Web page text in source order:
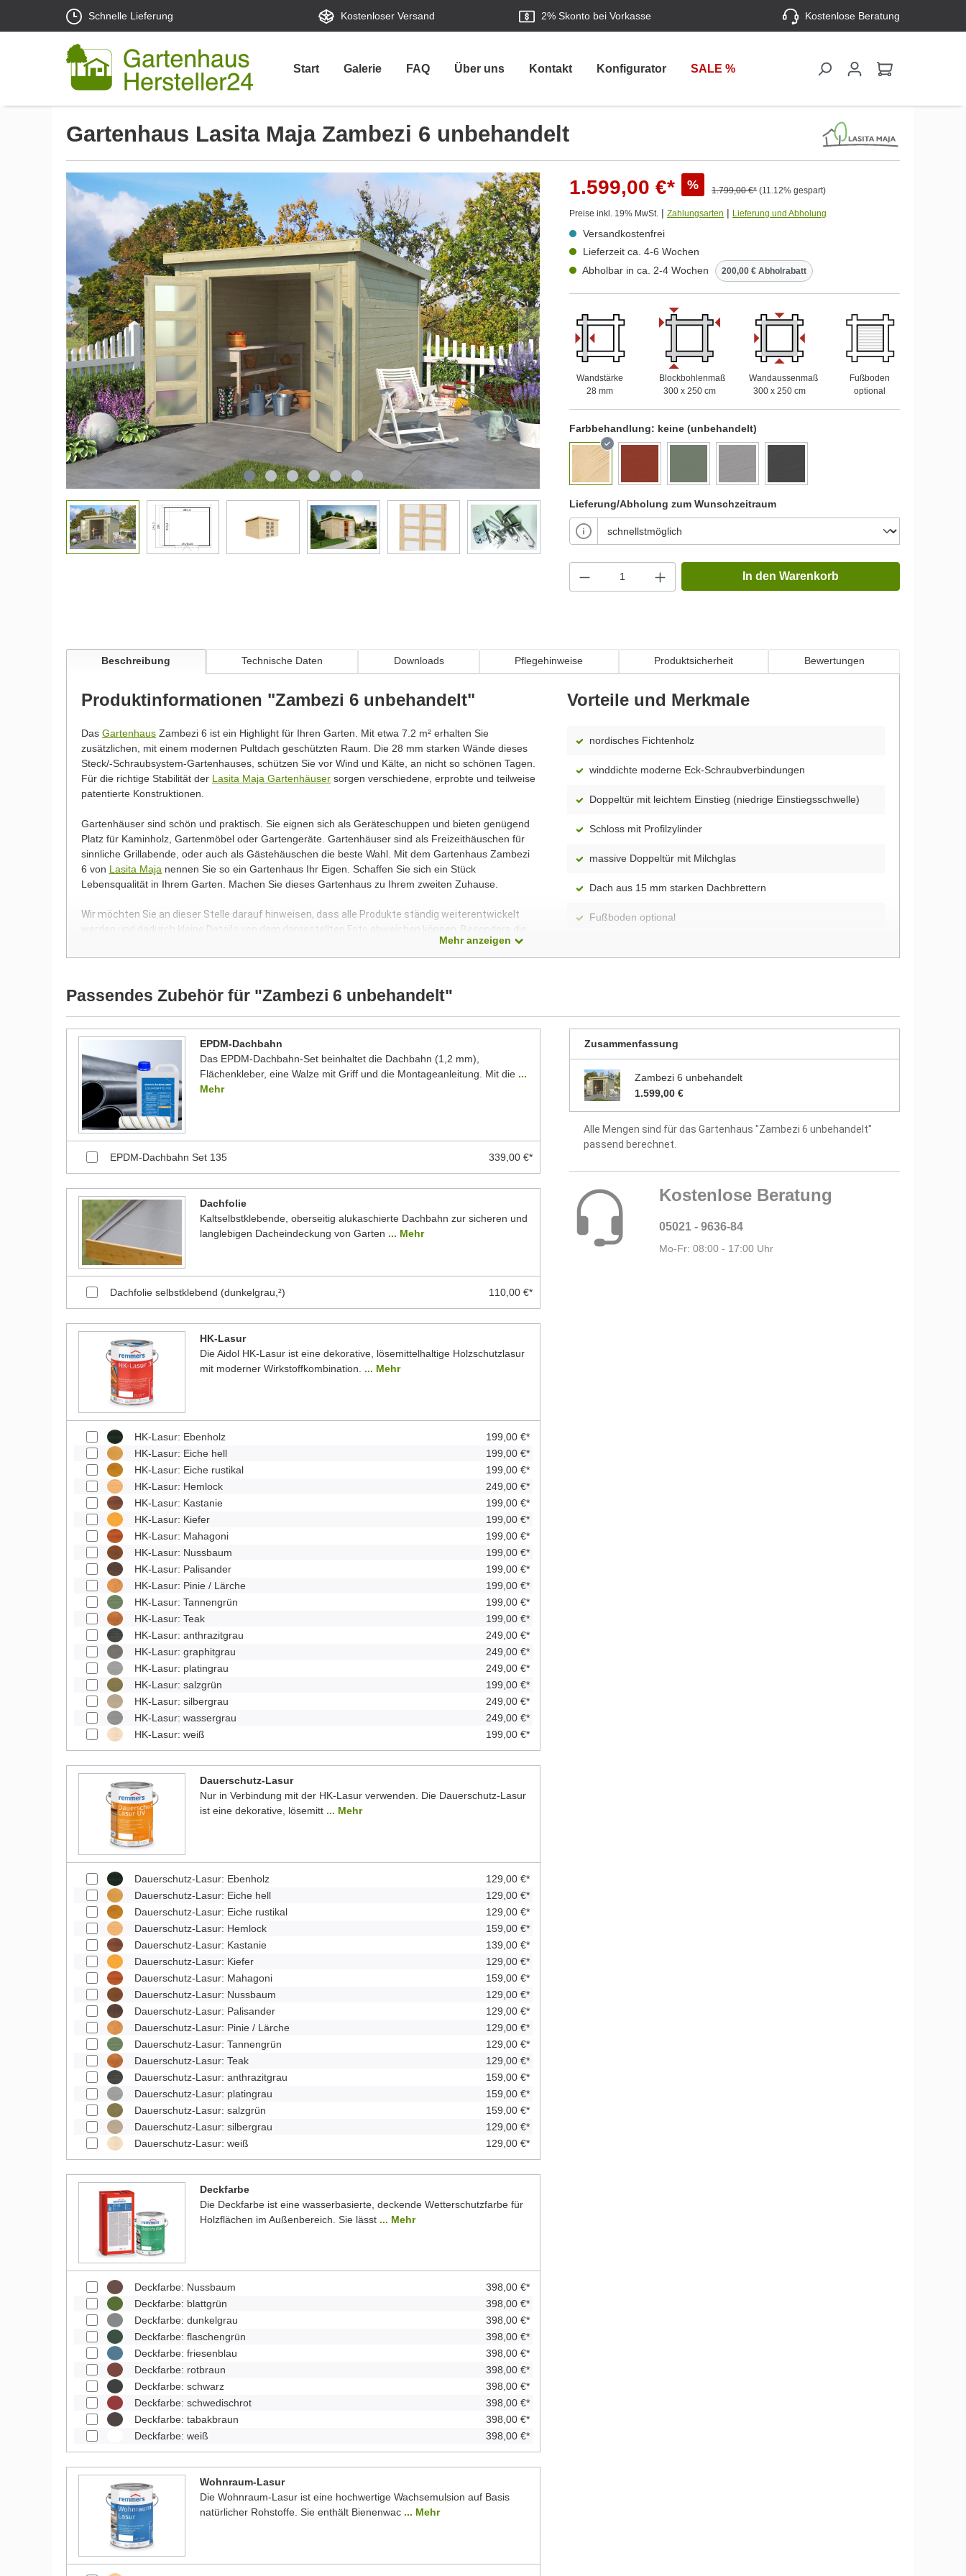
Schnelle Lieferung Kostenloser Versand 2% Skonto bei Vorkasse Kostenlose Beratung
Start Galerie FAQ Über uns Kontakt Konfigurator SALE %
Gartenhaus Lasita Maja Zambezi 6 unbehandelt
1.599,00 €* % 1.799,00 €* (11.12% gespart)
Preise inkl. 19% MwSt. | Zahlungsarten | Lieferung und Abholung
Versandkostenfrei
Lieferzeit ca. 4-6 Wochen
Abholbar in ca. 2-4 Wochen
200,00 € Abholrabatt
Wandstärke
28 mm
Blockbohlenmaß
300 x 250 cm
Wandaussenmaß
300 x 250 cm
Fußboden
optional
Farbbehandlung: keine (unbehandelt)
Lieferung/Abholung zum Wunschzeitraum
In den Warenkorb
Beschreibung Technische Daten Downloads Pflegehinweise Produktsicherheit Bewertungen
Produktinformationen "Zambezi 6 unbehandelt"
Das Gartenhaus Zambezi 6 ist ein Highlight für Ihren Garten. Mit etwa 7.2 m² erhalten Sie
zusätzlichen, mit einem modernen Pultdach geschützten Raum. Die 28 mm starken Wände dieses
Steck/-Schraubsystem-Gartenhauses, schützen Sie vor Wind und Kälte, an nicht so schönen Tagen.
Für die richtige Stabilität der Lasita Maja Gartenhäuser sorgen verschiedene, erprobte und teilweise
patentierte Konstruktionen.
Gartenhäuser sind schön und praktisch. Sie eignen sich als Geräteschuppen und bieten genügend
Platz für Kaminholz, Gartenmöbel oder Gartengeräte. Gartenhäuser sind als Freizeithäuschen für
sinnliche Grillabende, oder auch als Gästehäuschen die beste Wahl. Mit dem Gartenhaus Zambezi
6 von Lasita Maja nennen Sie so ein Gartenhaus Ihr Eigen. Schaffen Sie sich ein Stück
Lebensqualität in Ihrem Garten. Machen Sie dieses Gartenhaus zu Ihrem zweiten Zuhause.
Wir möchten Sie an dieser Stelle darauf hinweisen, dass alle Produkte ständig weiterentwickelt
werden und dadurch kleine Details von dem dargestellten Foto abweichen können. Besonders die
Bilder unserer Kunden stellen teilweise modifizierte Modelle dar. Alle Maße sind Circa-Angaben.
Vorteile und Merkmale
nordisches Fichtenholz
winddichte moderne Eck-Schraubverbindungen
Doppeltür mit leichtem Einstieg (niedrige Einstiegsschwelle)
Schloss mit Profilzylinder
massive Doppeltür mit Milchglas
Dach aus 15 mm starken Dachbrettern
Fußboden optional
enthalten
Mehr anzeigen
Passendes Zubehör für "Zambezi 6 unbehandelt"
EPDM-Dachbahn
Das EPDM-Dachbahn-Set beinhaltet die Dachbahn (1,2 mm),
Flächenkleber, eine Walze mit Griff und die Montageanleitung. Mit die ...
Mehr
EPDM-Dachbahn Set 135 339,00 €*
Dachfolie
Kaltselbstklebende, oberseitig alukaschierte Dachbahn zur sicheren und
langlebigen Dacheindeckung von Garten ... Mehr
Dachfolie selbstklebend (dunkelgrau,²) 110,00 €*
HK-Lasur
Die Aidol HK-Lasur ist eine dekorative, lösemittelhaltige Holzschutzlasur
mit moderner Wirkstoffkombination. ... Mehr
HK-Lasur: Ebenholz
199,00 €*
HK-Lasur: Eiche hell
199,00 €*
HK-Lasur: Eiche rustikal
199,00 €*
HK-Lasur: Hemlock
249,00 €*
HK-Lasur: Kastanie
199,00 €*
HK-Lasur: Kiefer
199,00 €*
HK-Lasur: Mahagoni
199,00 €*
HK-Lasur: Nussbaum
199,00 €*
HK-Lasur: Palisander
199,00 €*
HK-Lasur: Pinie / Lärche
199,00 €*
HK-Lasur: Tannengrün
199,00 €*
HK-Lasur: Teak
199,00 €*
HK-Lasur: anthrazitgrau
249,00 €*
HK-Lasur: graphitgrau
249,00 €*
HK-Lasur: platingrau
249,00 €*
HK-Lasur: salzgrün
199,00 €*
HK-Lasur: silbergrau
249,00 €*
HK-Lasur: wassergrau
249,00 €*
HK-Lasur: weiß
199,00 €*
Dauerschutz-Lasur
Nur in Verbindung mit der HK-Lasur verwenden. Die Dauerschutz-Lasur
ist eine dekorative, lösemitt ... Mehr
Dauerschutz-Lasur: Ebenholz
129,00 €*
Dauerschutz-Lasur: Eiche hell
129,00 €*
Dauerschutz-Lasur: Eiche rustikal
129,00 €*
Dauerschutz-Lasur: Hemlock
159,00 €*
Dauerschutz-Lasur: Kastanie
139,00 €*
Dauerschutz-Lasur: Kiefer
129,00 €*
Dauerschutz-Lasur: Mahagoni
159,00 €*
Dauerschutz-Lasur: Nussbaum
129,00 €*
Dauerschutz-Lasur: Palisander
129,00 €*
Dauerschutz-Lasur: Pinie / Lärche
129,00 €*
Dauerschutz-Lasur: Tannengrün
129,00 €*
Dauerschutz-Lasur: Teak
129,00 €*
Dauerschutz-Lasur: anthrazitgrau
159,00 €*
Dauerschutz-Lasur: platingrau
159,00 €*
Dauerschutz-Lasur: salzgrün
159,00 €*
Dauerschutz-Lasur: silbergrau
129,00 €*
Dauerschutz-Lasur: weiß
129,00 €*
Deckfarbe
Die Deckfarbe ist eine wasserbasierte, deckende Wetterschutzfarbe für
Holzflächen im Außenbereich. Sie lässt ... Mehr
Deckfarbe: Nussbaum
398,00 €*
Deckfarbe: blattgrün
398,00 €*
Deckfarbe: dunkelgrau
398,00 €*
Deckfarbe: flaschengrün
398,00 €*
Deckfarbe: friesenblau
398,00 €*
Deckfarbe: rotbraun
398,00 €*
Deckfarbe: schwarz
398,00 €*
Deckfarbe: schwedischrot
398,00 €*
Deckfarbe: tabakbraun
398,00 €*
Deckfarbe: weiß
398,00 €*
Wohnraum-Lasur
Die Wohnraum-Lasur ist eine hochwertige Wachsemulsion auf Basis
natürlicher Rohstoffe. Sie enthält Bienenwac ... Mehr
Zusammenfassung
Zambezi 6 unbehandelt
1.599,00 €
Alle Mengen sind für das Gartenhaus "Zambezi 6 unbehandelt"
passend berechnet.
Kostenlose Beratung
05021 - 9636-84
Mo-Fr: 08:00 - 17:00 Uhr